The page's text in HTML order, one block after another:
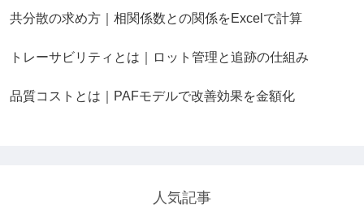
共分散の求め方｜相関係数との関係をExcelで計算
トレーサビリティとは｜ロット管理と追跡の仕組み
品質コストとは｜PAFモデルで改善効果を金額化
人気記事